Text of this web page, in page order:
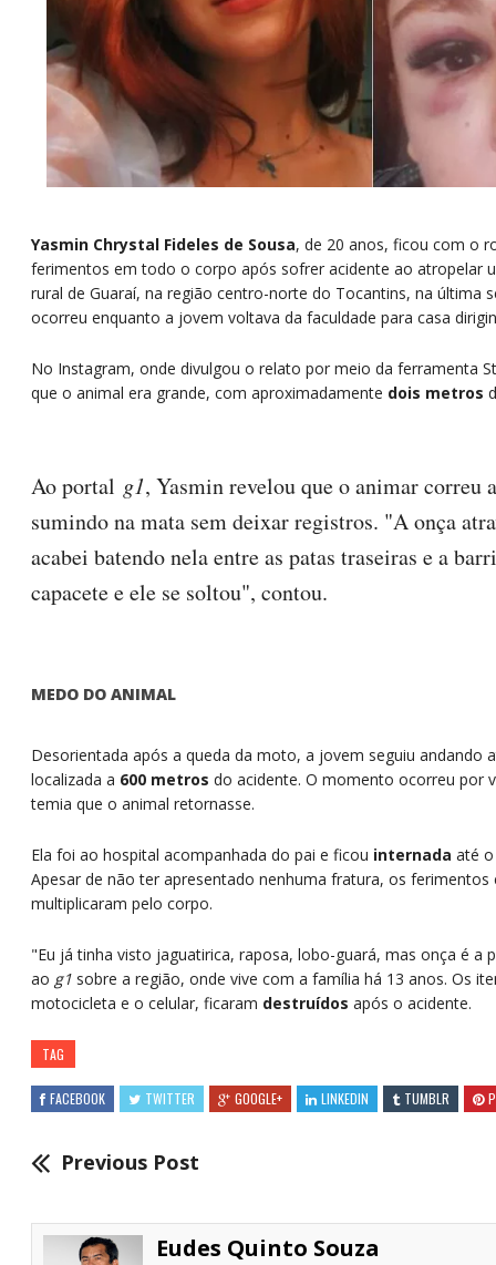
Yasmin Chrystal Fideles de Sousa, de 20 anos, ficou com o
ferimentos em todo o corpo após sofrer acidente ao atropelar
rural de Guaraí, na região centro-norte do Tocantins, na última
ocorreu enquanto a jovem voltava da faculdade para casa
No Instagram, onde divulgou o relato por meio da ferramenta
que o animal era grande, com aproximadamente dois metros
Ao portal g1, Yasmin revelou que o animar correu
sumindo na mata sem deixar registros. "A onça
acabei batendo nela entre as patas traseiras e a
capacete e ele se soltou", contou.
MEDO DO ANIMAL
Desorientada após a queda da moto, a jovem seguiu andando
localizada a 600 metros do acidente. O momento ocorreu por
temia que o animal retornasse.
Ela foi ao hospital acompanhada do pai e ficou internada até
Apesar de não ter apresentado nenhuma fratura, os ferimentos
multiplicaram pelo corpo.
"Eu já tinha visto jaguatirica, raposa, lobo-guará, mas onça é a
ao g1 sobre a região, onde vive com a família há 13 anos. Os
motocicleta e o celular, ficaram destruídos após o acidente.
TAG
FACEBOOK TWITTER GOOGLE+ LINKEDIN TUMBLR
Previous Post
Eudes Quinto Souza